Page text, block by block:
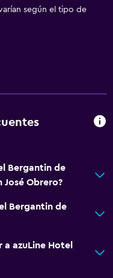
según el tipo de
Bergantin de
José Obrero?
Bergantin de
a azuLine Hotel